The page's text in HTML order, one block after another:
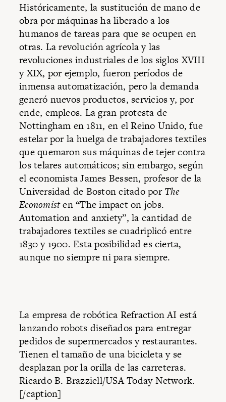
Históricamente, la sustitución de mano de
obra por máquinas ha liberado a los
humanos de tareas para que se ocupen en
otras. La revolución agrícola y las
revoluciones industriales de los siglos XVIII
y XIX, por ejemplo, fueron períodos de
inmensa automatización, pero la demanda
generó nuevos productos, servicios y, por
ende, empleos. La gran protesta de
Nottingham en 1811, en el Reino Unido, fue
estelar por la huelga de trabajadores textiles
que quemaron sus máquinas de tejer contra
los telares automáticos; sin embargo, según
el economista James Bessen, profesor de la
Universidad de Boston citado porThe
Economisten “The impact on jobs.
Automation and anxiety”, la cantidad de
trabajadores textiles se cuadriplicó entre
1830 y 1900. Esta posibilidad es cierta,
aunque no siempre ni para siempre.
La empresa de robótica Refraction AI está
lanzando robots diseñados para entregar
pedidos de supermercados y restaurantes.
Tienen el tamaño de una bicicleta y se
desplazan por la orilla de las carreteras.
Ricardo B. Brazziell/USA Today Network.
[/caption]